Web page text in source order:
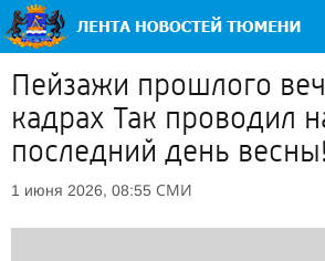
Пейзажи прошлого
кадрах Так проводил
последний день весны!
1 июня 2026, 08:55 СМИ